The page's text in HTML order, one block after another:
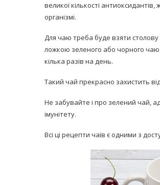
великої кількості
організмі.
Для чаю треба буде взяти столову
ложкою зеленого або чорного
кілька разів на день.
Такий чай прекрасно захистить
Не забувайте і про зелений чай,
імунітету.
Всі ці рецепти чаїв є одними з